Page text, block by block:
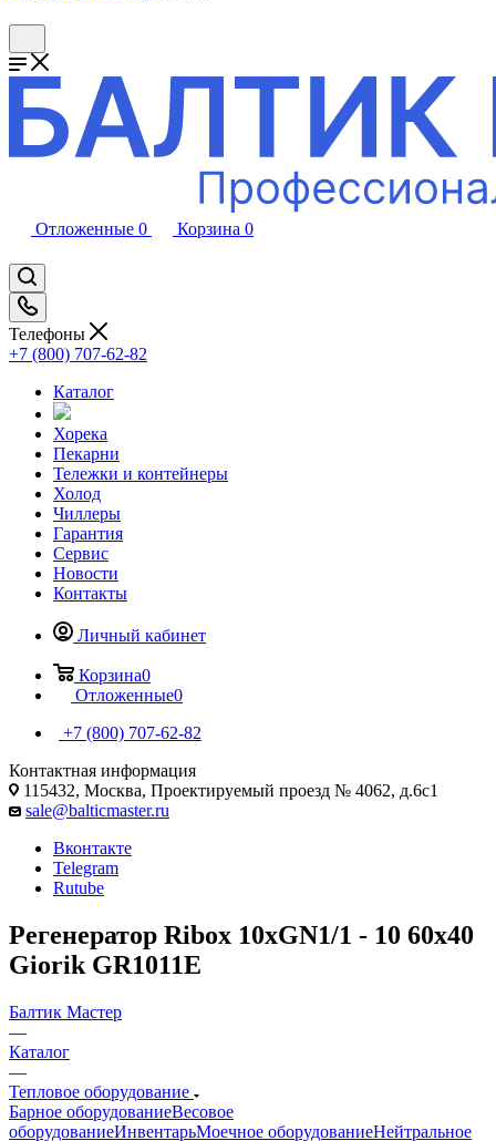
Отложенные 0 Корзина 0
Телефоны
+7 (800) 707-62-82
Каталог
Хорека
Пекарни
Тележки и контейнеры
Холод
Чиллеры
Гарантия
Сервис
Новости
Контакты
Личный кабинет
Корзина0
Отложенные0
+7 (800) 707-62-82
Контактная информация
115432, Москва, Проектируемый проезд № 4062, д.6с1
sale@balticmaster.ru
Вконтакте
Telegram
Rutube
Регенератор Ribox 10хGN1/1 - 10 60x40
Giorik GR1011E
Балтик Мастер
—
Каталог
—
Тепловое оборудование
Барное оборудованиеВесовое
оборудованиеИнвентарьМоечное оборудованиеНейтральное